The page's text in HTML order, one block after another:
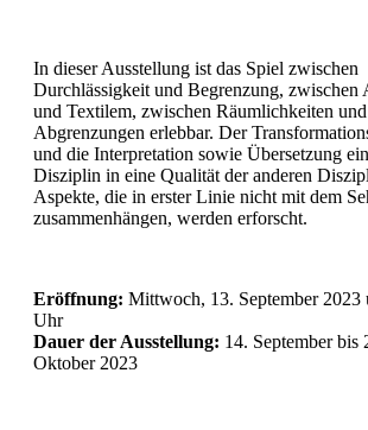
In dieser Ausstellung ist das Spiel zwischen
Durchlässigkeit und Begrenzung, zwischen
und Textilem, zwischen Räumlichkeiten und
Abgrenzungen erlebbar. Der
und die Interpretation sowie Übersetzung
Disziplin in eine Qualität der anderen
Aspekte, die in erster Linie nicht mit dem
zusammenhängen, werden erforscht.
Eröffnung: Mittwoch, 13. September 2023
Uhr
Dauer der Ausstellung: 14. September bis
Oktober 2023